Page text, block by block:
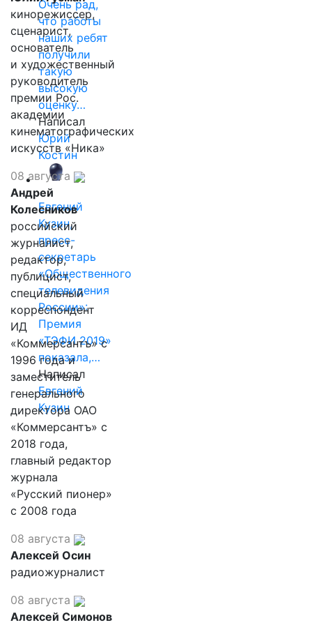
Очень рад,
что работы
наших ребят
получили
такую
высокую
оценку…
Написал
Юрий
Костин
Евгений
Кузин,
пресс-
секретарь
«Общественного
телевидения
России»:
Премия
«ТЭФИ 2019»
показала,…
Написал
Евгений
Кузин
кинорежиссер,
сценарист,
основатель
и художественный
руководитель
премии Рос.
академии
кинематографических
искусств «Ника»
08 августа
Андрей
Колесников
российский
журналист,
редактор,
публицист,
специальный
корреспондент
ИД
«Коммерсантъ» с
1996 года и
заместитель
генерального
директора ОАО
«Коммерсантъ» с
2018 года,
главный редактор
журнала
«Русский пионер»
с 2008 года
08 августа
Алексей Осин
радиожурналист
08 августа
Алексей Симонов